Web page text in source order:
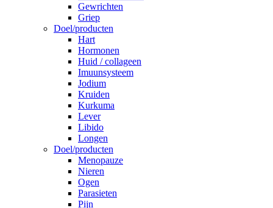
Gewrichten
Griep
Doel/producten
Hart
Hormonen
Huid / collageen
Imuunsysteem
Jodium
Kruiden
Kurkuma
Lever
Libido
Longen
Doel/producten
Menopauze
Nieren
Ogen
Parasieten
Pijn